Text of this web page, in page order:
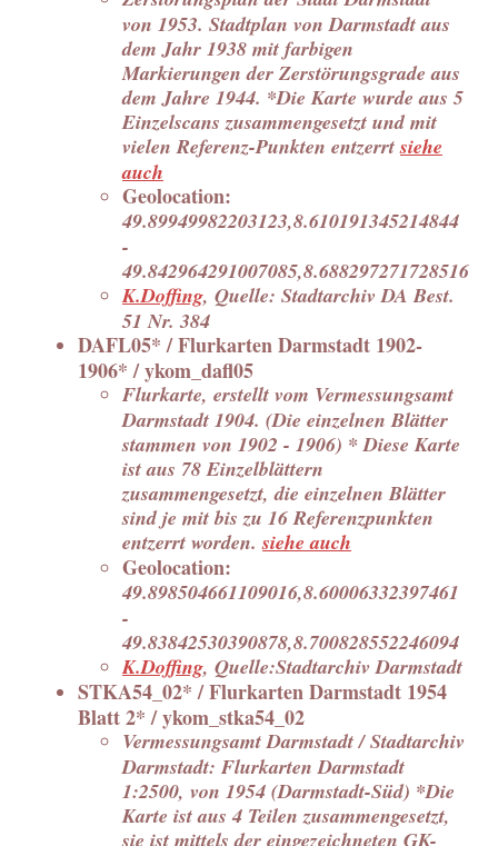
von 1953. Stadtplan von Darmstadt aus
dem Jahr 1938 mit farbigen
Markierungen der Zerstörungsgrade aus
dem Jahre 1944. *Die Karte wurde aus 5
Einzelscans zusammengesetzt und mit
vielen Referenz-Punkten entzerrtsiehe
auch
Geolocation:
49.89949982203123,8.610191345214844
-
49.842964291007085,8.688297271728516
K.Doffing, Quelle: Stadtarchiv DA Best.
51 Nr. 384
DAFL05* / Flurkarten Darmstadt 1902-
1906* / ykom_dafl05
Flurkarte, erstellt vom Vermessungsamt
Darmstadt 1904. (Die einzelnen Blätter
stammen von 1902 - 1906) * Diese Karte
ist aus 78 Einzelblättern
zusammengesetzt, die einzelnen Blätter
sind je mit bis zu 16 Referenzpunkten
entzerrt worden.siehe auch
Geolocation:
49.898504661109016,8.60006332397461
-
49.83842530390878,8.700828552246094
K.Doffing, Quelle:Stadtarchiv Darmstadt
STKA54_02* / Flurkarten Darmstadt 1954
Blatt 2* / ykom_stka54_02
Vermessungsamt Darmstadt / Stadtarchiv
Darmstadt: Flurkarten Darmstadt
1:2500, von 1954 (Darmstadt-Süd) *Die
Karte ist aus 4 Teilen zusammengesetzt,
sie ist mittels der eingezeichneten GK-